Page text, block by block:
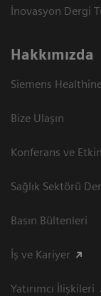
İnovasyon Dergi
Hakkımızda
Siemens
Bize Ulaşın
Konferans ve
Sağlık Sektörü
Basın Bültenleri
İş ve Kariyer
Yatırımcı İlişkileri